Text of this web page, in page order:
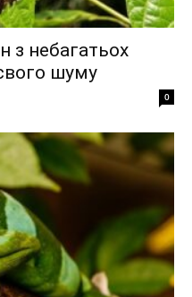
небагатьох
шуму
0